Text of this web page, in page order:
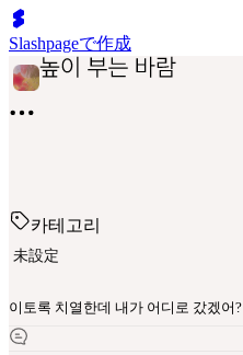
Slashpageで作成
카테고리
未設定
이토록 치열한데 내가 어디로 갔겠어?